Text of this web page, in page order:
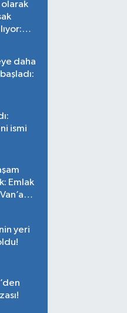
olarak
daha
ismi
Emlak
yeri